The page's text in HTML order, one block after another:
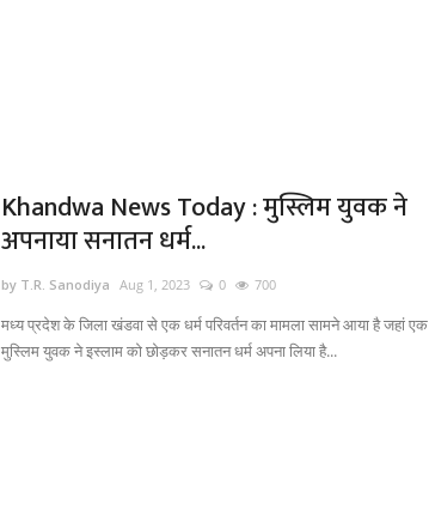
Khandwa News Today : मुस्लिम युवक ने
अपनाया सनातन धर्म...
by T.R. Sanodiya Aug 1, 2023 0 700
मध्य प्रदेश के जिला खंडवा से एक धर्म परिवर्तन का मामला सामने आया है जहां एक
मुस्लिम युवक ने इस्लाम को छोड़कर सनातन धर्म अपना लिया है...